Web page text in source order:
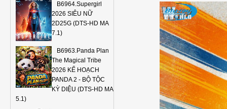
B6964.Supergirl
2026 SIÊU NỮ
2D25G (DTS-HD MA
7.1)
B6963.Panda Plan
The Magical Tribe
2026 KẾ HOẠCH
PANDA 2 - BỘ TỘC
KỲ DIỆU (DTS-HD MA
5.1)